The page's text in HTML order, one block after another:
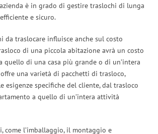
è in grado di gestire traslochi di lunga
e sicuro.
da traslocare influisce anche sul costo
di una piccola abitazione avrà un costo
quello di una casa più grande o di un’intera
offre una varietà di pacchetti di trasloco,
esigenze specifiche del cliente, dal trasloco
a quello di un’intera attività
come l’imballaggio, il montaggio e